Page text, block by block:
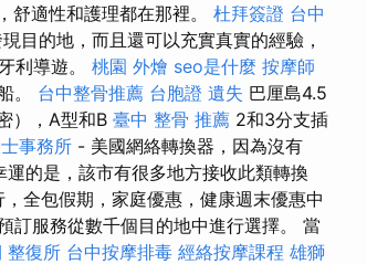
舒適性和護理都在那裡。 杜拜簽證 台中
目的地，而且還可以充實真實的經驗，
利導遊。 桃園 外燴 seo是什麼 按摩師
。 台中整骨推薦 台胞證 遺失 巴厘島4.5
），A型和B 臺中 整骨 推薦 2和3分支插
事務所 - 美國網絡轉換器，因為沒有
運的是，該市有很多地方接收此類轉換
全包假期，家庭優惠，健康週末優惠中
訂服務從數千個目的地中進行選擇。 當
整復所 台中按摩排毒 經絡按摩課程 雄獅